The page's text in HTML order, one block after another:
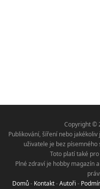
Copyright ©
Publikování, šíření nebo
uživatele je bez písemného
Toto platí také pro
Plné zdraví je hobby magazín
Domů- Kontakt-Autoři -